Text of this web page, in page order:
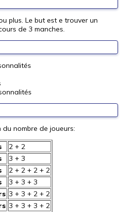
plus. Le but est e trouver un
de 3 manches.
nombre de joueurs:
2 + 2
3 + 3
2 + 2 + 2 + 2
3 + 3 + 3
3 + 3 + 2 + 2
3 + 3 + 3 + 2